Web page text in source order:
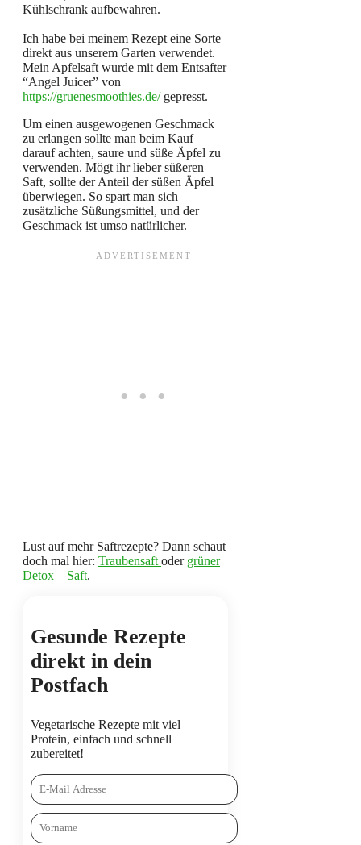
Kühlschrank aufbewahren.
Ich habe bei meinem Rezept eine Sorte
direkt aus unserem Garten verwendet.
Mein Apfelsaft wurde mit dem Entsafter
“Angel Juicer” von
https://gruenesmoothies.de/gepresst.
Um einen ausgewogenen Geschmack
zu erlangen sollte man beim Kauf
darauf achten, saure und süße Äpfel zu
verwenden. Mögt ihr lieber süßeren
Saft, sollte der Anteil der süßen Äpfel
überwiegen. So spart man sich
zusätzliche Süßungsmittel, und der
Geschmack ist umso natürlicher.
Lust auf mehr Saftrezepte? Dann schaut
doch mal hier: Traubensaft oder grüner
Detox – Saft.
Gesunde Rezepte
direkt in dein
Postfach
Vegetarische Rezepte mit viel
Protein, einfach und schnell
zubereitet!